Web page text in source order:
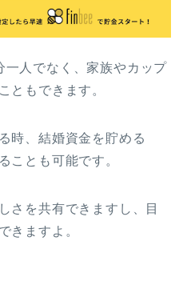
人でなく、家族やカップ
ともできます。
時、結婚資金を貯める
ことも可能です。
さを共有できますし、目
きますよ。